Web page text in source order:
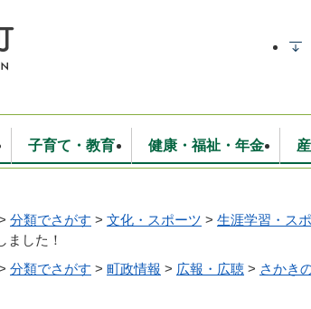
明 防災・行政無線 消防・救急
子育て・教育
て 保育 学校・教育
健康・福祉・年金
福祉 保険・年金
農林業 入札・契約
ツ 文化
坂城町について 統計情報
分類でさがす > 文化・スポーツ > 生涯学習・ス
ました！
分類でさがす > 町政情報 > 広報・広聴 > さかき